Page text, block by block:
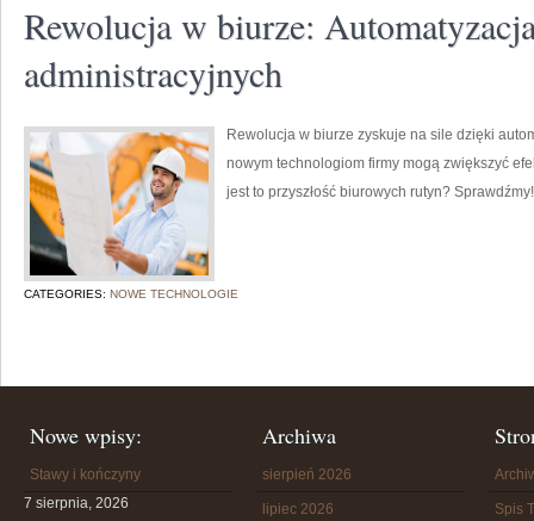
Rewolucja w biurze:
administracyjnych
Rewolucja w biurze zyskuje na sile dzięki
nowym technologiom firmy mogą zwiększyć
jest to przyszłość biurowych rutyn? Sprawdźmy!
CATEGORIES: NOWE TECHNOLOGIE
Nowe wpisy:
Stawy i kończyny
7 sierpnia, 2026
Archiwa
sierpień 2026
lipiec 2026 Spis